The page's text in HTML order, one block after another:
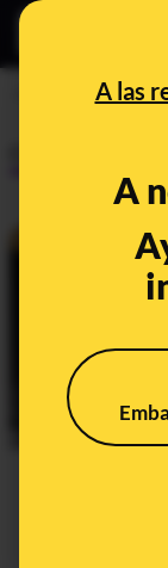
A las
A
El
edificios
dónde